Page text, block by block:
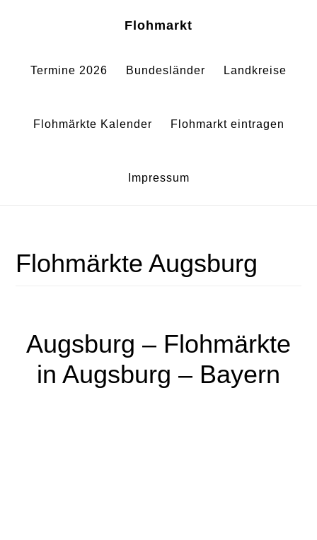
springen
springen
Flohmarkt
Termine 2026 Bundesländer Landkreise
Flohmärkte Kalender Flohmarkt eintragen
Impressum
Flohmärkte Augsburg
Augsburg – Flohmärkte
in Augsburg – Bayern